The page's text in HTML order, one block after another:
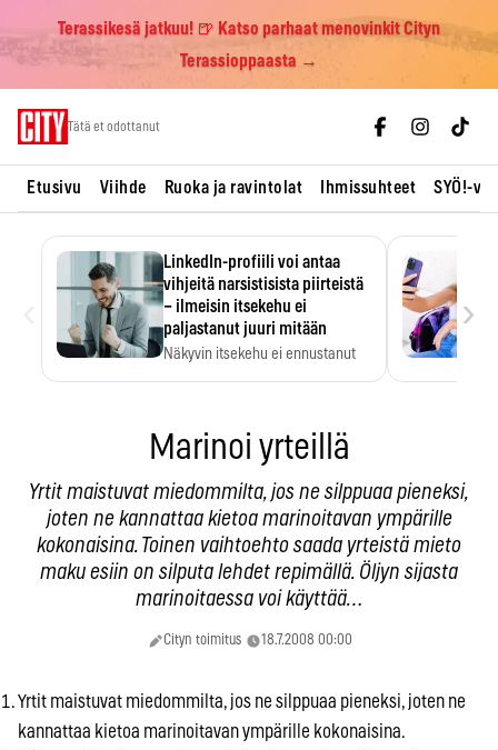
Terassikesä jatkuu! 🍺 Katso parhaat menovinkit Cityn
Terassioppaasta →
Tätä et odottanut
Etusivu Viihde Ruoka ja ravintolat Ihmissuhteet SYÖ!-
LinkedIn-profiili voi antaa
vihjeitä narsistisista piirteistä
– ilmeisin itsekehu ei
paljastanut juuri mitään
Näkyvin itsekehu ei ennustanut
›
Marinoi yrteillä
Yrtit maistuvat miedommilta, jos ne silppuaa pieneksi,
joten ne kannattaa kietoa marinoitavan ympärille
kokonaisina. Toinen vaihtoehto saada yrteistä mieto
maku esiin on silputa lehdet repimällä. Öljyn sijasta
marinoitaessa voi käyttää…
Cityn toimitus 18.7.2008 00:00
Yrtit maistuvat miedommilta, jos ne silppuaa pieneksi, joten ne
kannattaa kietoa marinoitavan ympärille kokonaisina.